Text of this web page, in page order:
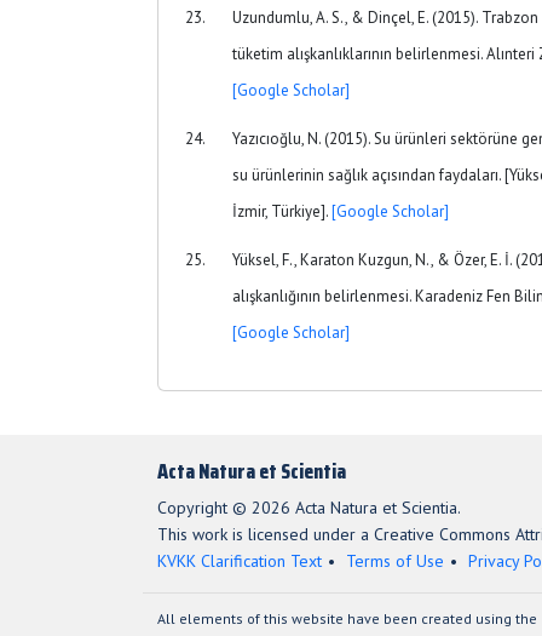
Uzundumlu, A. S., & Dinçel, E. (2015).
tüketim alışkanlıklarının belirlenmesi.
[Google Scholar]
Yazıcıoğlu, N. (2015). Su ürünleri sektörüne
su ürünlerinin sağlık açısından faydaları.
İzmir, Türkiye].[Google Scholar]
Yüksel, F., Karaton Kuzgun, N., & Özer, E. İ.
alışkanlığının belirlenmesi. Karadeniz Fen
[Google Scholar]
Acta Natura et Scientia
Copyright © 2026 Acta Natura et Scientia.
This work is licensed under a Creative Commons
KVKK Clarification Text
Terms of Use Privacy
All elements of this website have been created using the